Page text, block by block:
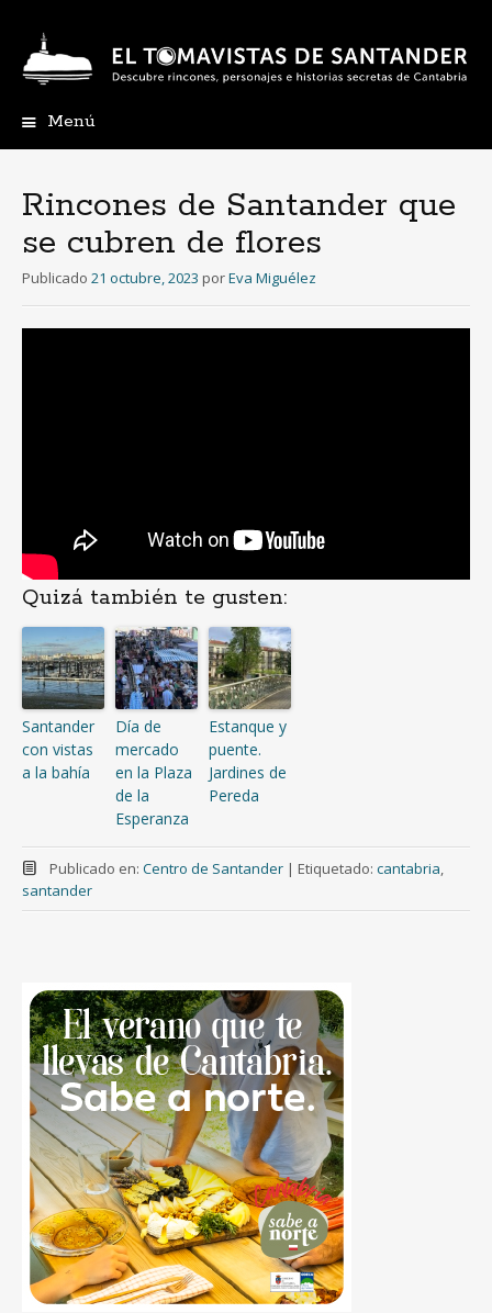
Menú
Rincones de Santander que
se cubren de flores
Publicado 21 octubre, 2023 porEva Miguélez
Quizá también te gusten:
Santander
con vistas
a la bahía
Día de
mercado
en la Plaza
de la
Esperanza
Estanque y
puente.
Jardines de
Pereda
Publicado en: Centro de Santander | Etiquetado: cantabria,
santander